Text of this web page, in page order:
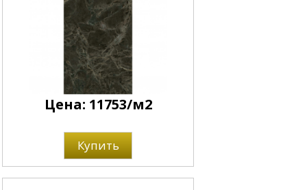
Цена: 11753/м2
Купить